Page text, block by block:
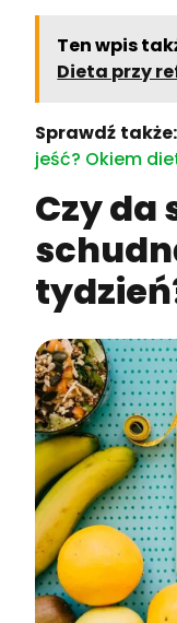
Ten wpis
Dieta przy
Sprawdź także:
jeść? Okiem
Czy da